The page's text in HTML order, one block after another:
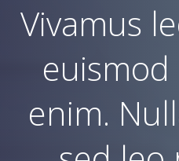
Vivamus
enim.